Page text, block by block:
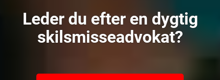
Leder du efter en dygtig
skilsmisseadvokat?